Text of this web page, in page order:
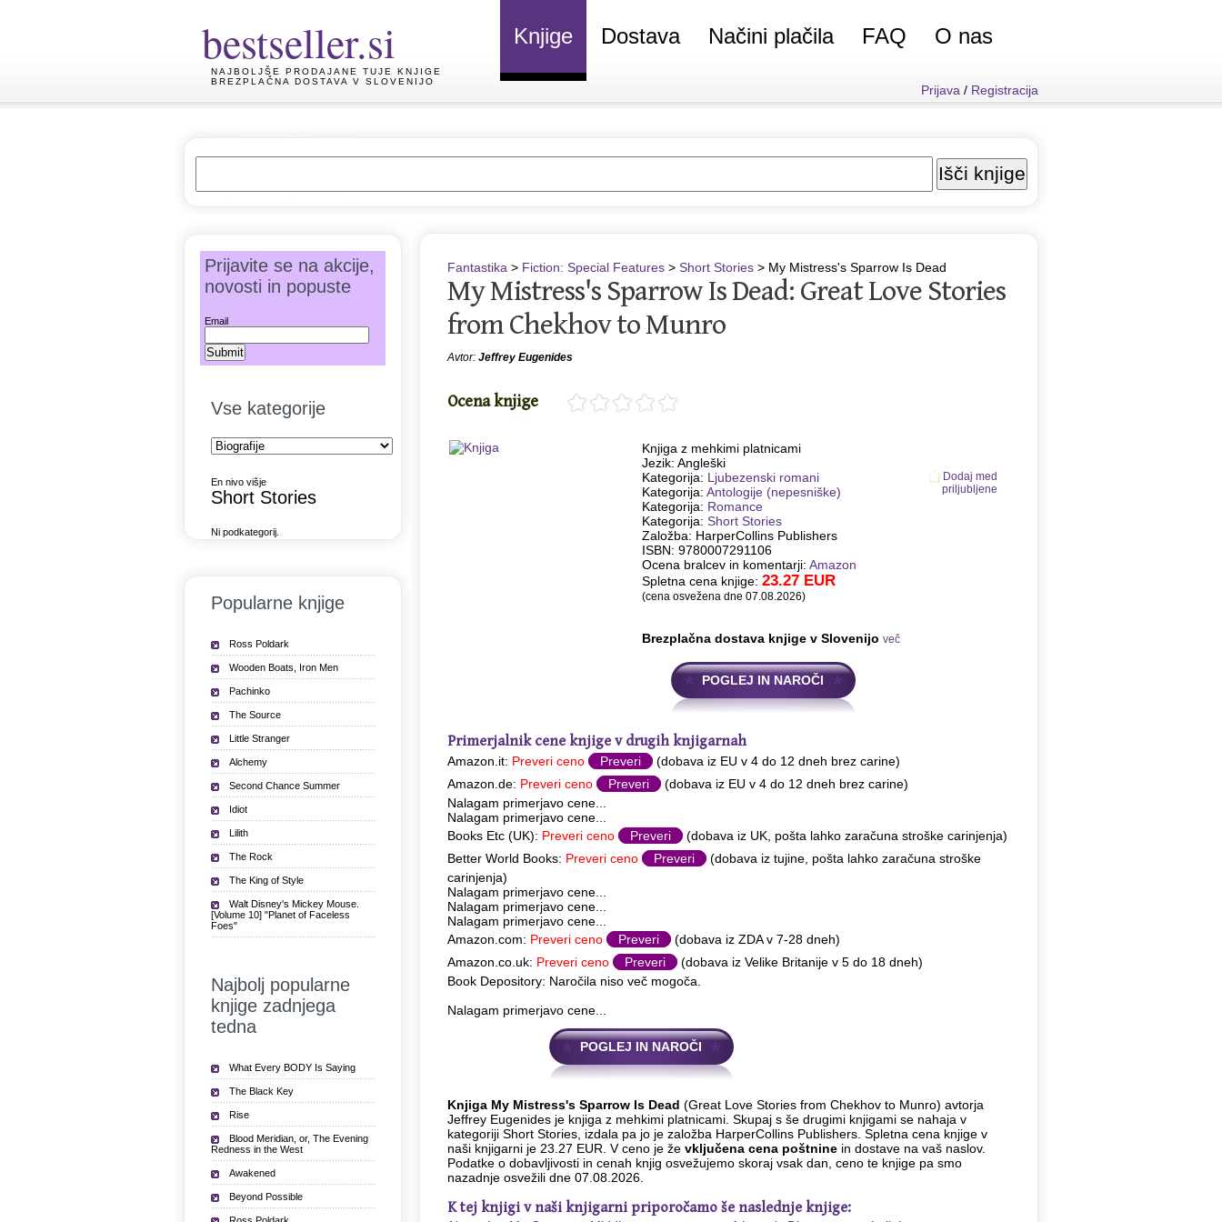
bestseller.si
NAJBOLJŠE PRODAJANE TUJE KNJIGE
BREZPLAČNA DOSTAVA V SLOVENIJO
Knjige Dostava Načini plačila FAQ O nas
Prijava / Registracija
Fantastika > Fiction: Special Features > Short Stories > My Mistress's Sparrow Is Dead
My Mistress's Sparrow Is Dead: Great Love Stories
from Chekhov to Munro
Avtor: Jeffrey Eugenides
Ocena knjige
Knjiga z mehkimi platnicami
Jezik: Angleški
Kategorija: Ljubezenski romani
Kategorija: Antologije (nepesniške)
Kategorija: Romance
Kategorija: Short Stories
Založba: HarperCollins Publishers
ISBN: 9780007291106
Ocena bralcev in komentarji: Amazon
Spletna cena knjige: 23.27 EUR
(cena osvežena dne 07.08.2026)
Brezplačna dostava knjige v Slovenijo več
POGLEJ IN NAROČI
Dodaj med
priljubljene
Primerjalnik cene knjige v drugih knjigarnah
Amazon.it: Preveri ceno Preveri
(dobava iz EU v 4 do 12 dneh brez carine)
Amazon.de: Preveri ceno Preveri
(dobava iz EU v 4 do 12 dneh brez carine)
Nalagam primerjavo cene...
Nalagam primerjavo cene...
Books Etc (UK): Preveri ceno Preveri
(dobava iz UK, pošta lahko zaračuna stroške carinjenja)
Better World Books: Preveri ceno Preveri
(dobava iz tujine, pošta lahko zaračuna stroške
carinjenja)
Nalagam primerjavo cene...
Nalagam primerjavo cene...
Nalagam primerjavo cene...
Amazon.com: Preveri ceno Preveri
(dobava iz ZDA v 7-28 dneh)
Amazon.co.uk: Preveri ceno Preveri
(dobava iz Velike Britanije v 5 do 18 dneh)
Book Depository: Naročila niso več mogoča.
Nalagam primerjavo cene...
POGLEJ IN NAROČI
Knjiga My Mistress's Sparrow Is Dead (Great Love Stories from Chekhov to Munro) avtorja
Jeffrey Eugenides je knjiga z mehkimi platnicami. Skupaj s še drugimi knjigami se nahaja v
kategoriji Short Stories, izdala pa jo je založba HarperCollins Publishers. Spletna cena knjige v
naši knjigarni je 23.27 EUR. V ceno je že vključena cena poštnine in dostave na vaš naslov.
Podatke o dobavljivosti in cenah knjig osvežujemo skoraj vsak dan, ceno te knjige pa smo
nazadnje osvežili dne 07.08.2026.
K tej knjigi v naši knjigarni priporočamo še naslednje knjige:
Prijavite se na akcije,
novosti in popuste
Email
Vse kategorije
En nivo višje
Short Stories
Ni podkategorij.
Popularne knjige
Ross Poldark
Wooden Boats, Iron Men
Pachinko
The Source
Little Stranger
Alchemy
Second Chance Summer
Idiot
Lilith
The Rock
The King of Style
Walt Disney's Mickey Mouse.
[Volume 10] "Planet of Faceless
Foes"
Najbolj popularne
knjige zadnjega
tedna
What Every BODY Is Saying
The Black Key
Rise
Blood Meridian, or, The Evening
Redness in the West
Awakened
Beyond Possible